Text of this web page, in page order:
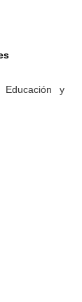
Educación y